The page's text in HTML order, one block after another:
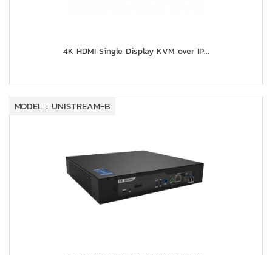
4K HDMI Single Display KVM over IP...
MODEL : UNISTREAM-B